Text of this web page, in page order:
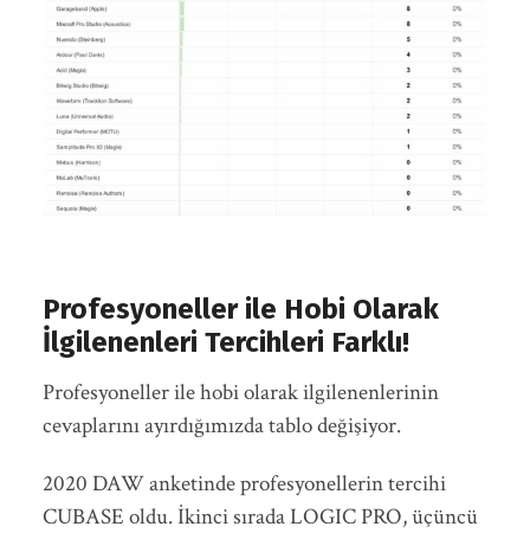
Profesyoneller ile Hobi Olarak
İlgilenenleri Tercihleri Farklı!
Profesyoneller ile hobi olarak ilgilenenlerinin
cevaplarını ayırdığımızda tablo değişiyor.
2020 DAW anketinde profesyonellerin tercihi
CUBASE oldu. İkinci sırada LOGIC PRO, üçüncü